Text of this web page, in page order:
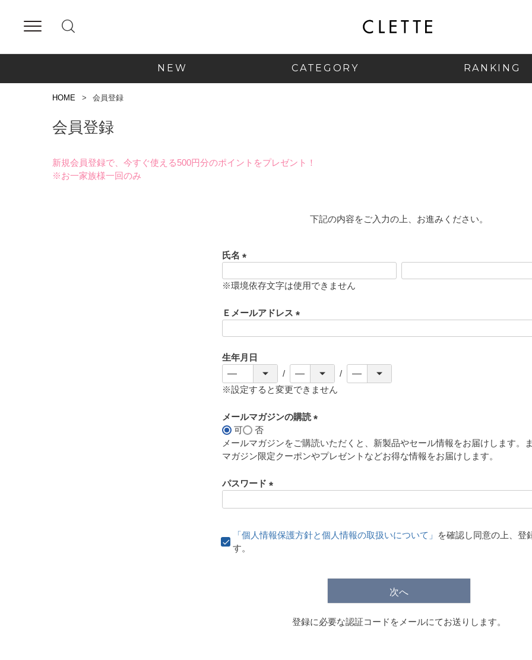
NEW CATEGORY RANKING
HOME 会員登録
会員登録
新規会員登録で、今すぐ使える500円分のポイントをプレゼント！
※お一家族様一回のみ
下記の内容をご入力の上、お進みください。
氏名
必
)
※環境依存文字は使用できません
Ｅメールアドレス
生年月日
※設定すると変更できません
メールマガジンの購読
必
須
可
否
メールマガジンをご購読いただくと、新製品やセール情報をお届けします。
マガジン限定クーポンやプレゼントなどお得な情報をお届けします。
パスワード
)
「個人情報保護方針と個人情報の取扱いについて」
を確認し同意の上、登
す。
次へ
登録に必要な認証コードをメールにてお送りします。